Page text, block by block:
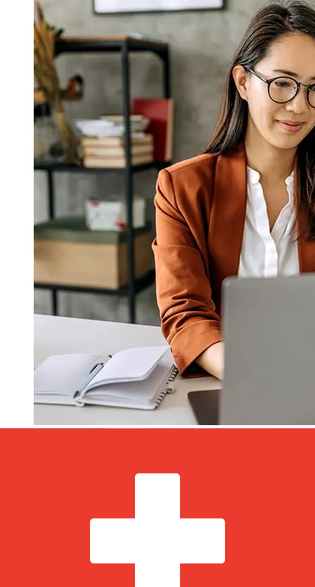
والفحوصات الأمنية على عملية التسليم. تحقق من Aedificium